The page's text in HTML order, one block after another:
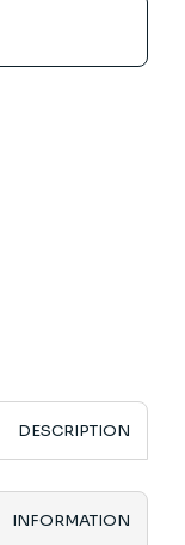
DESCRIPTION
INFORMATION